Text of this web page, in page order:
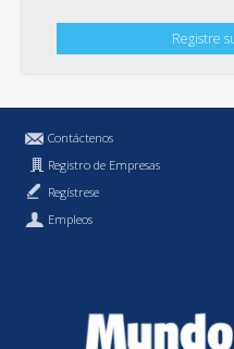
Registre
Contáctenos
Registro de Empresas
Regístrese
Empleos